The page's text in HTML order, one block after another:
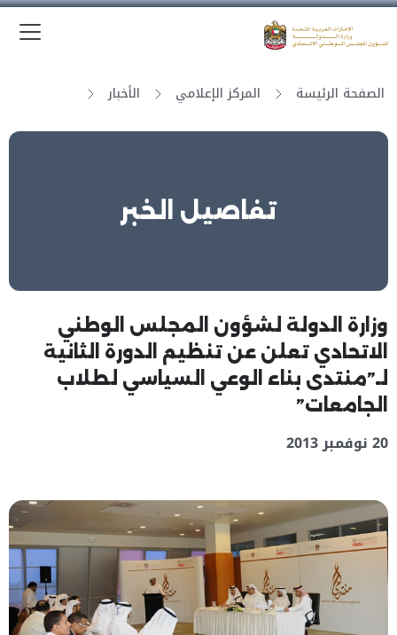
الصفحة الرئيسة المركز الإعلامي الأخبار
تفاصيل الخبر
وزارة الدولة لشؤون المجلس الوطني
الاتحادي تعلن عن تنظيم الدورة الثانية
لـ”منتدى بناء الوعي السياسي لطلاب
الجامعات”
20 نوفمبر 2013